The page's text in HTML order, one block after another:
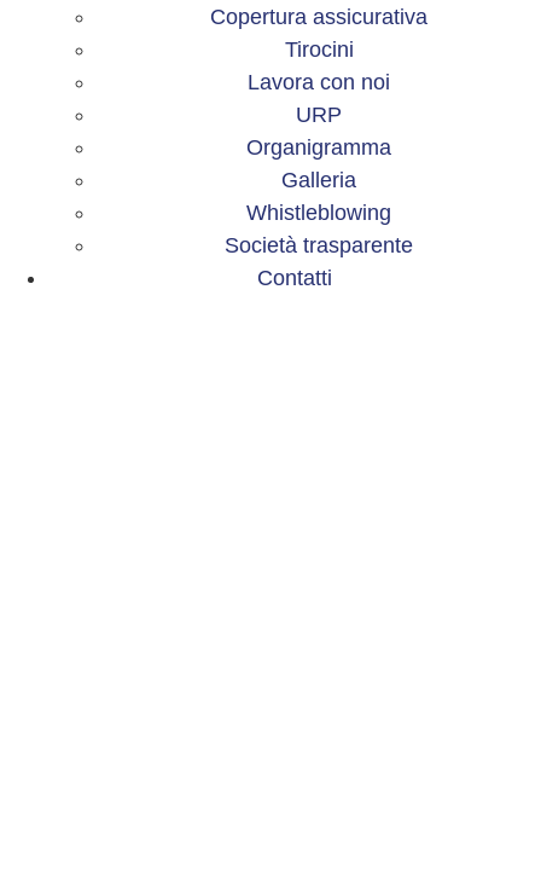
Copertura assicurativa
Tirocini
Lavora con noi
URP
Organigramma
Galleria
Whistleblowing
Società trasparente
Contatti